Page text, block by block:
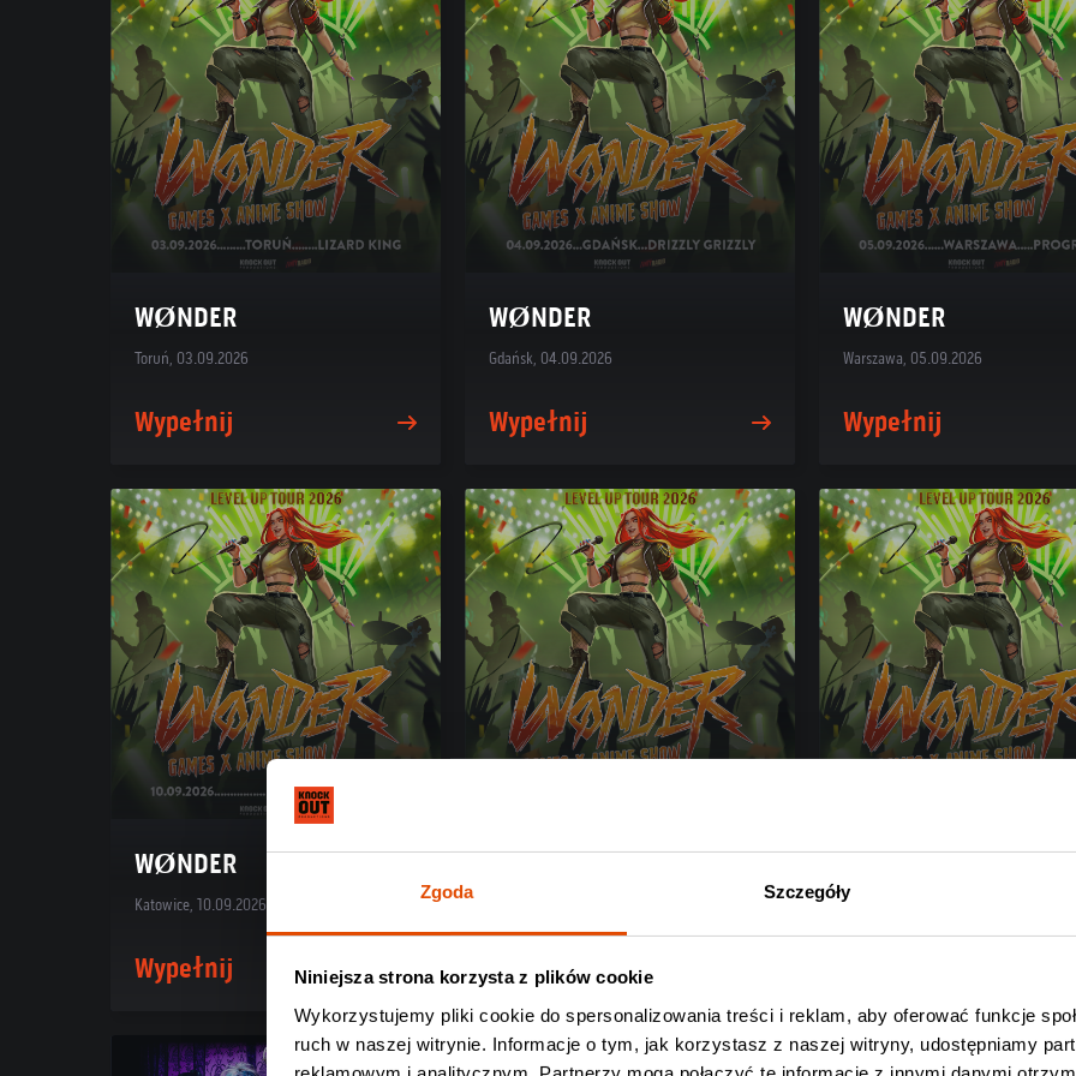
Zgoda Szczegóły
Niniejsza strona korzysta z plików cookie
Wykorzystujemy pliki cookie do spersonalizowania treści i reklam, aby oferować funkcje
ruch w naszej witrynie. Informacje o tym, jak korzystasz z naszej witryny, udostępniamy
WØNDER
Toruń, 03.09.2026
Wypełnij
WØNDER
Gdańsk, 04.09.2026
Wypełnij
WØNDER
Warszawa, 05.09.2026
Wypełnij
WØNDER
Katowice, 10.09.2026
Wypełnij
WØNDER
Wypełnij
WØNDER
Wrocław, 12.09.2026